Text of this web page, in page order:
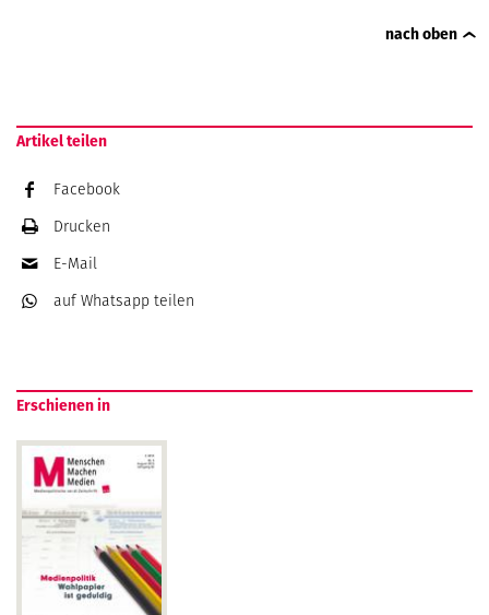
nach oben
Artikel teilen
Facebook
Drucken
E-Mail
auf Whatsapp teilen
Erschienen in